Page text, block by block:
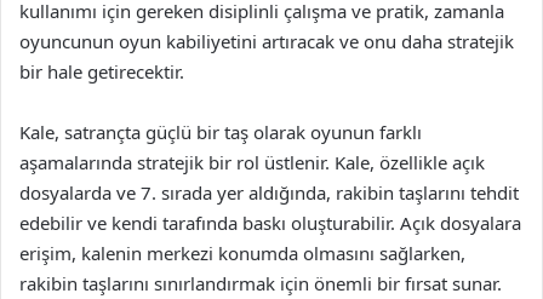
kullanımı için gereken disiplinli çalışma ve pratik, zamanla
oyuncunun oyun kabiliyetini artıracak ve onu daha stratejik
bir hale getirecektir.
Kale, satrançta güçlü bir taş olarak oyunun farklı
aşamalarında stratejik bir rol üstlenir. Kale, özellikle açık
dosyalarda ve 7. sırada yer aldığında, rakibin taşlarını tehdit
edebilir ve kendi tarafında baskı oluşturabilir. Açık dosyalara
erişim, kalenin merkezi konumda olmasını sağlarken,
rakibin taşlarını sınırlandırmak için önemli bir fırsat sunar.